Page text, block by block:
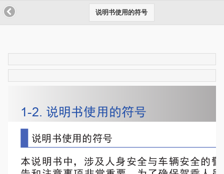
说明书使用的符号